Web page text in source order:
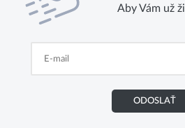
Aby Vám už
ODOSLAŤ